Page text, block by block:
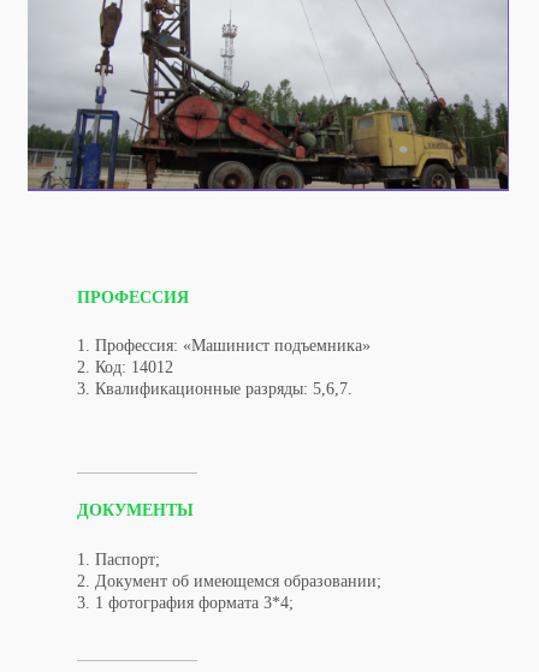
ПРОФЕССИЯ
ДОКУМЕНТЫ
1. Профессия: «Машинист подъемника»
2. Код: 14012
3. Квалификационные разряды: 5,6,7.
1. Паспорт;
2. Документ об имеющемся образовании;
3. 1 фотография формата 3*4;